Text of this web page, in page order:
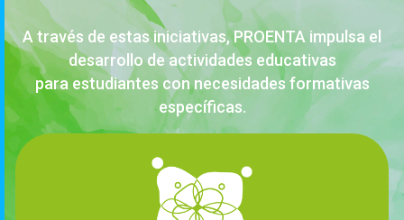
A través de estas iniciativas, PROENTA impulsa el
desarrollo de actividades educativas
para estudiantes con necesidades formativas
específicas.